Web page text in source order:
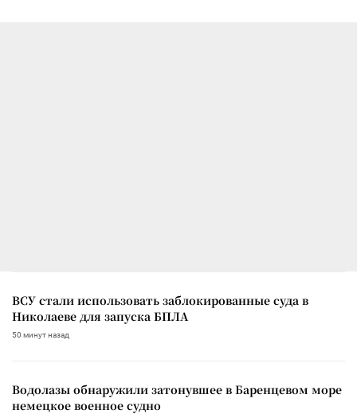
ВСУ стали использовать заблокированные суда в
Николаеве для запуска БПЛА
50 минут назад
Водолазы обнаружили затонувшее в Баренцевом море
немецкое военное судно